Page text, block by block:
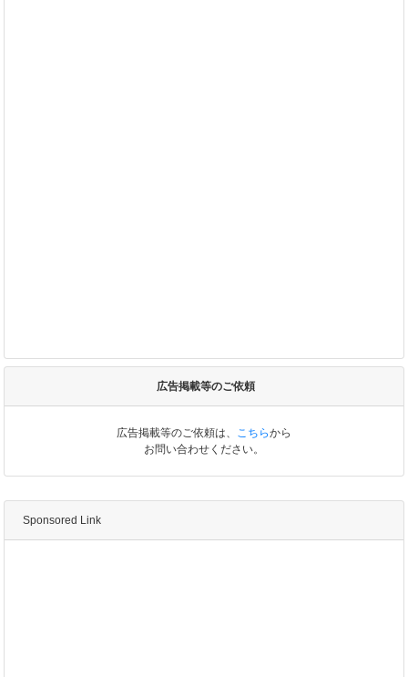
広告掲載等のご依頼
広告掲載等のご依頼は、 こちらから
お問い合わせください。
Sponsored Link